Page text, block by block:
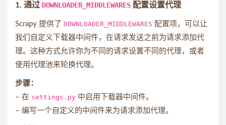
1. 通过 DOWNLOADER_MIDDLEWARES 配置设置代理
Scrapy 提供了 DOWNLOADER_MIDDLEWARES 配置项，可以让
我们自定义下载器中间件，在请求发送之前为请求添加代
理。这种方式允许你为不同的请求设置不同的代理，或者
使用代理池来轮换代理。
步骤：
– 在 settings.py 中启用下载器中间件。
– 编写一个自定义的中间件来为请求添加代理。